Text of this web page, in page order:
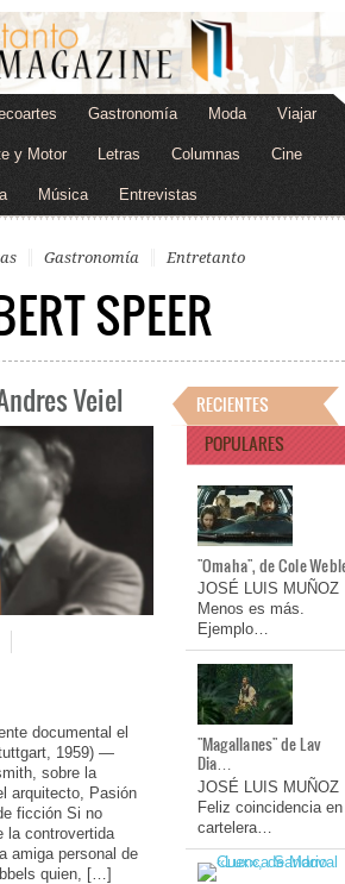
Gastronomía Moda Viajar
y Motor Letras Columnas Cine
Música Entrevistas
Gastronomía Entretanto
SPEER
Veiel
documental el
1959) —
sobre la
arquitecto, Pasión
ficción Si no
controvertida
amiga personal de
quien, […]
RECIENTES
POPULARES
"Omaha", de Cole
JOSÉ LUIS MUÑOZ
Menos es más.
Ejemplo…
"Magallanes" de Lav
Dia…
JOSÉ LUIS MUÑOZ
Feliz coincidencia en
cartelera…